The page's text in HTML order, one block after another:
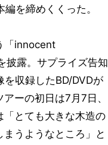
を締めくくった。
「innocent
披露。サプライズ告知
を収録したBD/DVDが
ーの初日は7月7日、
とても大きな木造の
うようなところ」と